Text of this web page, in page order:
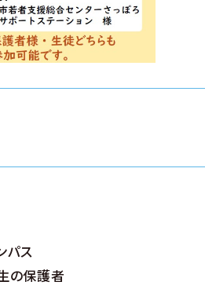
パス
の保護者